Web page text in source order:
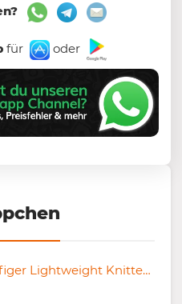
für oder
🔛🔝🤯 Tommy Hilfiger Lightweight Knitted Runner für 41,93€ (statt 53€)